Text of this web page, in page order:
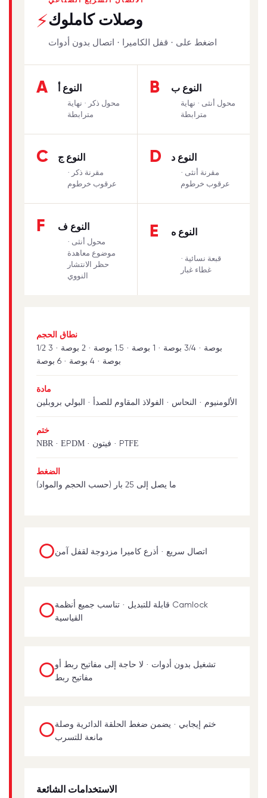
⚡وصلات كاملوك
اضغط على · قفل الكاميرا · اتصال بدون أدوات
A النوع أ
محول ذكر · نهاية
مترابطة
B النوع ب
محول أنثى · نهاية
مترابطة
C النوع ج
مقرنة ذكر ·
عرقوب خرطوم
D النوع د
مقرنة أنثى ·
عرقوب خرطوم
F النوع ف
محول أنثى ·
موضوع معاهدة
حظر الانتشار
النووي
E النوع ه
قبعة نسائية ·
غطاء غبار
نطاق الحجم
1/2 بوصة · 3/4 بوصة · 1 بوصة · 1.5 بوصة · 2 بوصة · 3
بوصة · 4 بوصة · 6 بوصة
مادة
الألومنيوم · النحاس · الفولاذ المقاوم للصدأ · البولي بروبلين
ختم
NBR · EPDM · فيتون · PTFE
الضغط
ما يصل إلى 25 بار (حسب الحجم والمواد)
⭕اتصال سريع · أذرع كاميرا مزدوجة لقفل آمن
⭕قابلة للتبديل · تناسب جميع أنظمة Camlock
القياسية
⭕تشغيل بدون أدوات · لا حاجة إلى مفاتيح ربط أو
مفاتيح ربط
⭕ختم إيجابي · يضمن ضغط الحلقة الدائرية وصلة
مانعة للتسرب
الاستخدامات الشائعة